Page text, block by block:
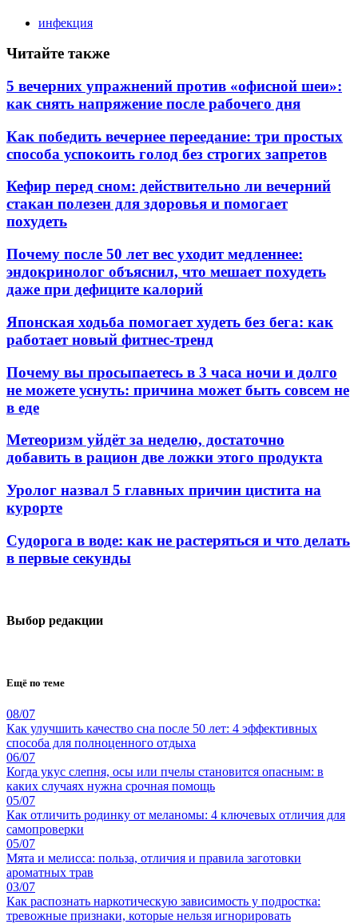
инфекция
Читайте также
5 вечерних упражнений против «офисной шеи»:
как снять напряжение после рабочего дня
Как победить вечернее переедание: три простых
способа успокоить голод без строгих запретов
Кефир перед сном: действительно ли вечерний
стакан полезен для здоровья и помогает
похудеть
Почему после 50 лет вес уходит медленнее:
эндокринолог объяснил, что мешает похудеть
даже при дефиците калорий
Японская ходьба помогает худеть без бега: как
работает новый фитнес-тренд
Почему вы просыпаетесь в 3 часа ночи и долго
не можете уснуть: причина может быть совсем не
в еде
Метеоризм уйдёт за неделю, достаточно
добавить в рацион две ложки этого продукта
Уролог назвал 5 главных причин цистита на
курорте
Судорога в воде: как не растеряться и что делать
в первые секунды
Выбор редакции
Ещё по теме
08/07
Как улучшить качество сна после 50 лет: 4 эффективных
способа для полноценного отдыха
06/07
Когда укус слепня, осы или пчелы становится опасным: в
каких случаях нужна срочная помощь
05/07
Как отличить родинку от меланомы: 4 ключевых отличия для
самопроверки
05/07
Мята и мелисса: польза, отличия и правила заготовки
ароматных трав
03/07
Как распознать наркотическую зависимость у подростка:
тревожные признаки, которые нельзя игнорировать